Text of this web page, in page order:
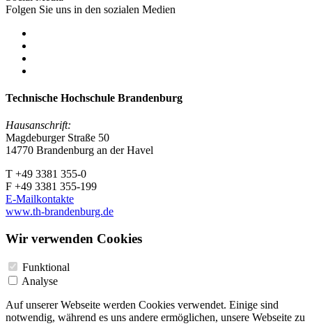
Folgen Sie uns in den sozialen Medien
Technische Hochschule Brandenburg
Hausanschrift:
Magdeburger Straße 50
14770 Brandenburg an der Havel
T +49 3381 355-0
F +49 3381 355-199
E-Mailkontakte
www.th-brandenburg.de
Wir verwenden Cookies
Funktional
Analyse
Auf unserer Webseite werden Cookies verwendet. Einige sind
notwendig, während es uns andere ermöglichen, unsere Webseite zu